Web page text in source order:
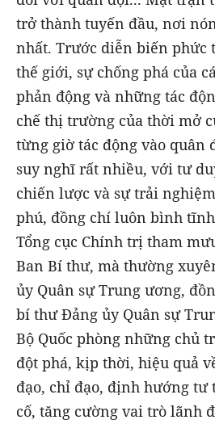
trở thành tuyến đầu, nơi
nhất. Trước diễn biến phức
thế giới, sự chống phá của
phản động và những tác
chế thị trường của thời mở
từng giờ tác động vào quân
suy nghĩ rất nhiều, với tư
chiến lược và sự trải
phú, đồng chí luôn bình
Tổng cục Chính trị tham
Ban Bí thư, mà thường
ủy Quân sự Trung ương,
bí thư Đảng ủy Quân sự
Bộ Quốc phòng những chủ
đột phá, kịp thời, hiệu quả
đạo, chỉ đạo, định hướng tư
cố, tăng cường vai trò lãnh